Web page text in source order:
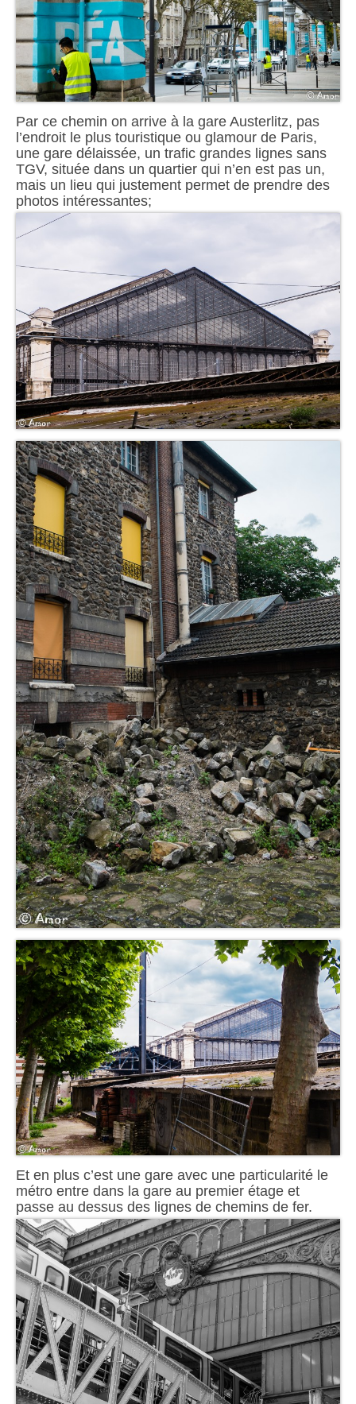
Par ce chemin on arrive à la gare Austerlitz, pas
l’endroit le plus touristique ou glamour de Paris,
une gare délaissée, un trafic grandes lignes sans
TGV, située dans un quartier qui n’en est pas un,
mais un lieu qui justement permet de prendre des
photos intéressantes;
Et en plus c’est une gare avec une particularité le
métro entre dans la gare au premier étage et
passe au dessus des lignes de chemins de fer.